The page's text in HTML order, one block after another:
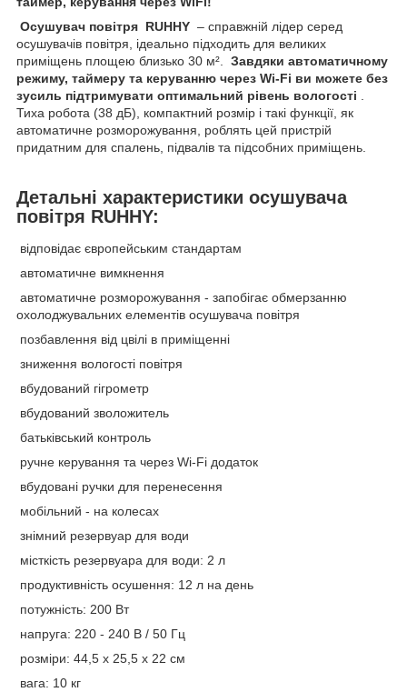
Осушувач повітря RUHHY – справжній лідер серед
осушувачів повітря, ідеально підходить для великих
приміщень площею близько 30 м². Завдяки автоматичному
режиму, таймеру та керуванню через Wi-Fi ви можете без
зусиль підтримувати оптимальний рівень вологості
Тиха робота (38 дБ), компактний розмір і такі функції, як
автоматичне розморожування, роблять цей пристрій
придатним для спалень, підвалів та підсобних приміщень.
Детальні характеристики осушувача
повітря RUHHY:
відповідає європейським стандартам
автоматичне вимкнення
автоматичне розморожування - запобігає обмерзанню
охолоджувальних елементів осушувача повітря
позбавлення від цвілі в приміщенні
зниження вологості повітря
вбудований гігрометр
вбудований зволожитель
батьківський контроль
ручне керування та через Wi-Fi додаток
вбудовані ручки для перенесення
мобільний - на колесах
знімний резервуар для води
місткість резервуара для води: 2 л
продуктивність осушення: 12 л на день
потужність: 200 Вт
напруга: 220 - 240 В / 50 Гц
розміри: 44,5 x 25,5 x 22 см
вага: 10 кг